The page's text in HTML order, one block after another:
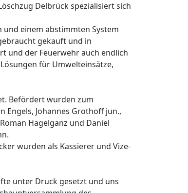
Delbrück spezialisiert sich
einem abstimmten System
gekauft und in
und der Feuerwehr auch endlich
für Umwelteinsätze,
Befördert wurden zum
Engels, Johannes Grothoff jun.,
Hagelganz und Daniel
wurden als Kassierer und Vize-
unter Druck gesetzt und uns